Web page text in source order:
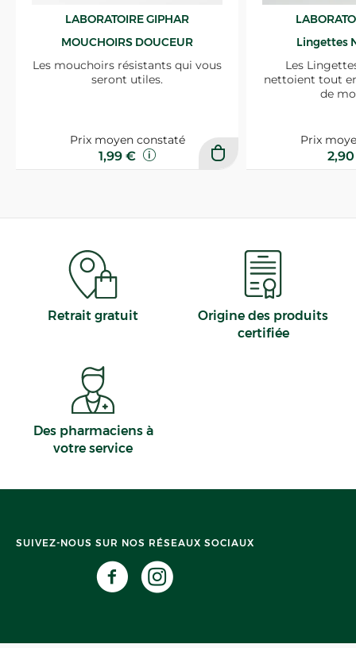
LABORATOIRE GIPHAR
MOUCHOIRS DOUCEUR
Les mouchoirs résistants qui vous
seront utiles.
Prix moyen constaté
1,99 €
Lingettes
Les
nettoient tout
de
Prix
Retrait gratuit
Origine des produits
certifiée
Des pharmaciens à
votre service
SUIVEZ-NOUS SUR NOS RÉSEAUX SOCIAUX